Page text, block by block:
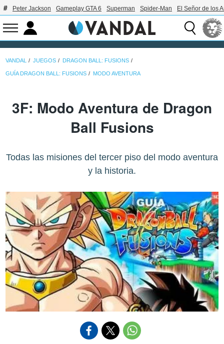
Peter Jackson Gameplay GTA 6 Superman Spider-Man El Señor de los
VANDAL JUEGOS DRAGON BALL: FUSIONS
GUÍA DRAGON BALL: FUSIONS MODO AVENTURA
3F: Modo Aventura de Dragon
Ball Fusions
Todas las misiones del tercer piso del modo aventura
y la historia.